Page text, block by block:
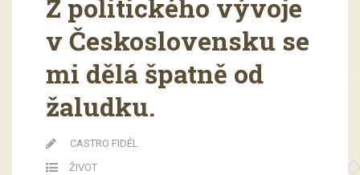
Z politického vývoje
v Československu se
mi dělá špatně od
žaludku.
CASTRO FIDÉL
ŽIVOT